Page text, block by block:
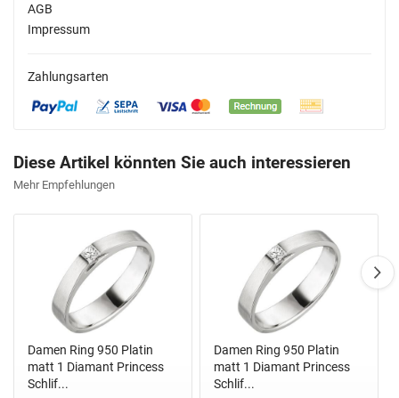
AGB
Impressum
Zahlungsarten
Diese Artikel könnten Sie auch interessieren
Mehr Empfehlungen
Damen Ring 950 Platin
matt 1 Diamant Princess
Schlif...
Damen Ring 950 Platin
matt 1 Diamant Princess
Schlif...